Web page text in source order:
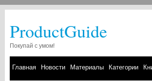
ProductGuide
Покупай с умом!
Главная Новости Материалы Категории